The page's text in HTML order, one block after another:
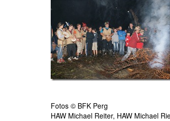
Fotos © BFK Perg
HAW Michael Reiter, HAW Michael